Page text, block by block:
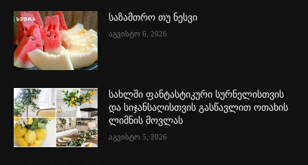
საზამთრო თუ ნესვი
აგვისტო 6, 2026
სახლში ფანტასტიკური სურნელისთვის
და სიჯანსაღისთვის გასწავლით ოთახის
ლიმნის მოვლას
აგვისტო 5, 2026